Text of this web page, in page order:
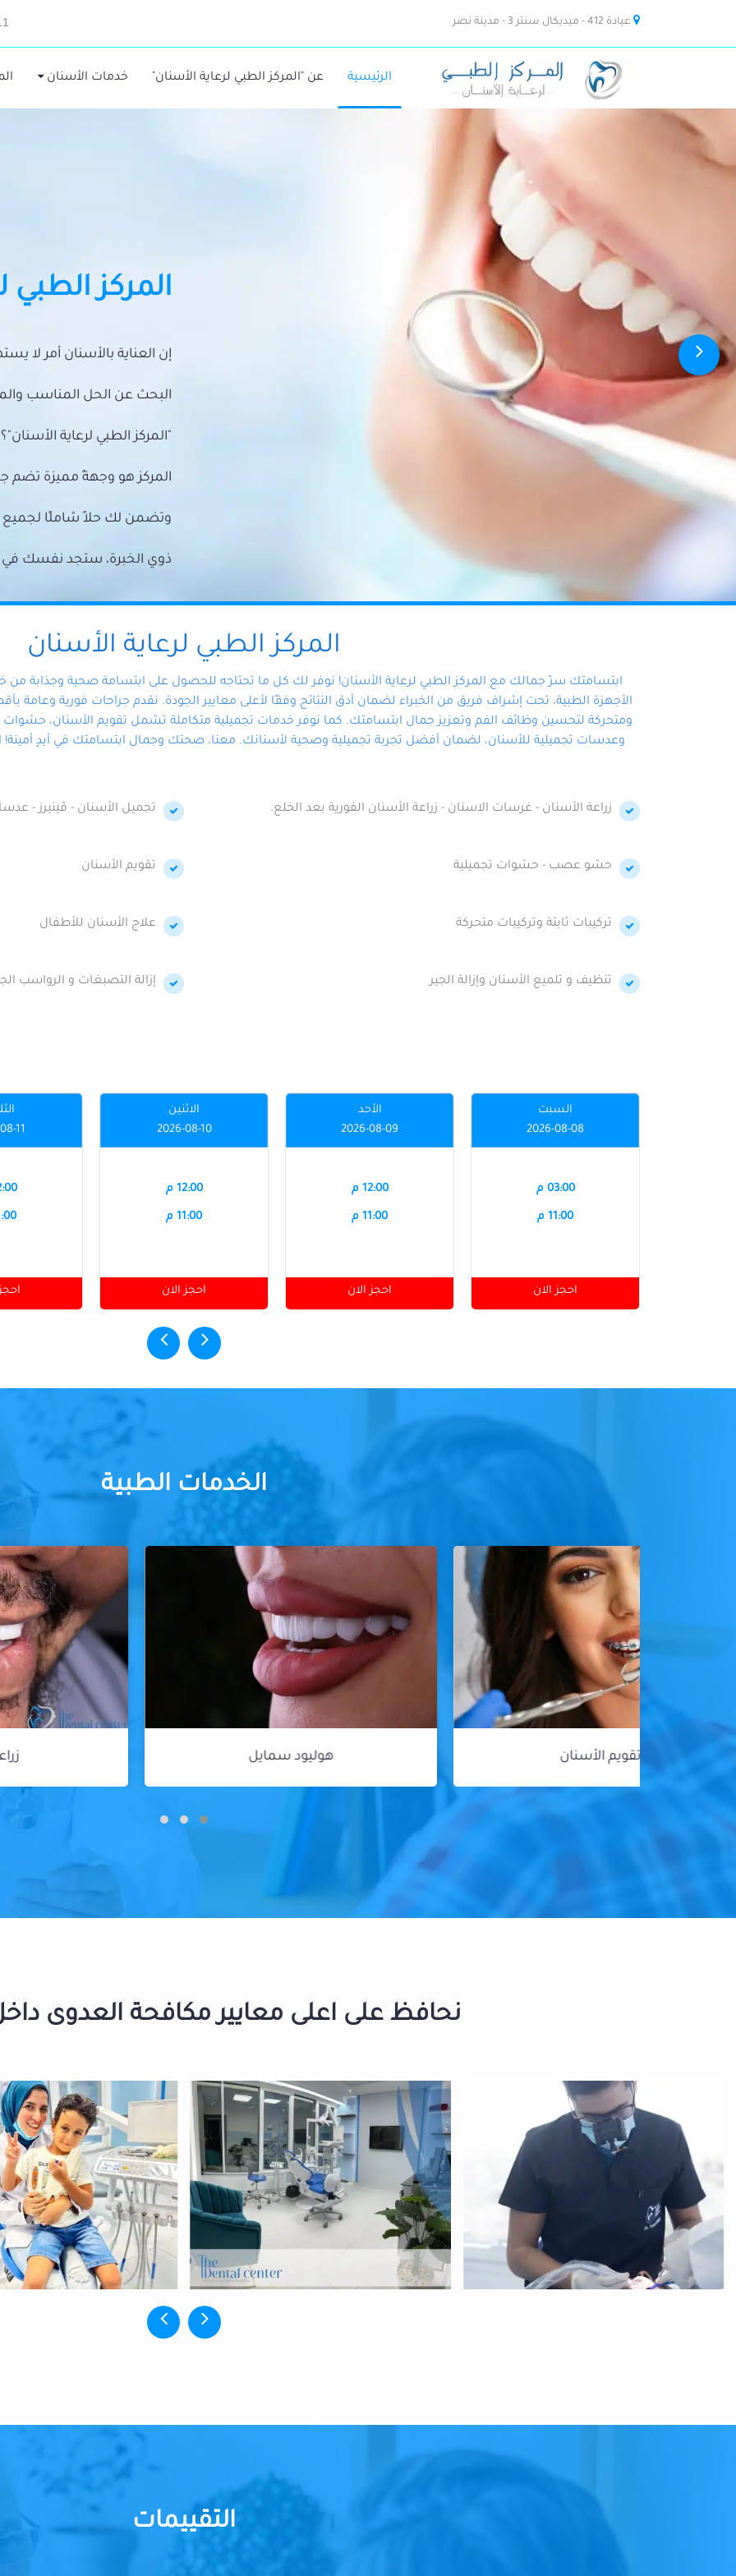
عيادة 412 - ميديكال سنتر 3 - مدينة نصر
الرئيسية عن "المركز الطبي لرعاية الأسنان" خدمات الأسنان
المركز الطبي
إن العناية بالأسنان أمر لا
البحث عن الحل المناسب
"المركز الطبي لرعاية الأسنان"؟
المركز هو وجهةً مميزة تضم
وتضمن لك حلاً شاملًا
ذوي الخبرة، ستجد نفسك في
المركز الطبي لرعاية الأسنان
ابتسامتك سرّ جمالك مع المركز الطبي لرعاية الأسنان! نوفر لك كل ما تحتاجه للحصول على ابتسامة صحية وجذابة
الأجهزة الطبية، تحت إشراف فريق من الخبراء لضمان أدق النتائج وفقًا لأعلى معايير الجودة. نقدم جراحات فورية وعامة
ومتحركة لتحسين وظائف الفم وتعزيز جمال ابتسامتك. كما نوفر خدمات تجميلية متكاملة تشمل تقويم الأسنان، حشوات
وعدسات تجميلية للأسنان، لضمان أفضل تجربة تجميلية وصحية لأسنانك. معنا، صحتك وجمال ابتسامتك في أيدٍ أمينة!
زراعة الأسنان - غرسات الاسنان - زراعة الأسنان الفورية بعد الخلع. تجميل الأسنان - ڤينيرز -
حشو عصب - حشوات تجميلية تقويم الأسنان
تركيبات ثابتة وتركيبات متحركة علاج الأسنان للأطفال
تنظيف و تلميع الأسنان وإزالة الجير إزالة التصبغات و الرواسب
السبت
2026-08-08
03:00 م
11:00 م
احجز الان
الأحد
2026-08-09
12:00 م
11:00 م
احجز الان
الاثنين
2026-08-10
12:00 م
11:00 م
احجز الان
11
الخدمات الطبية
نحافظ على اعلى معايير مكافحة العدوى
التقييمات